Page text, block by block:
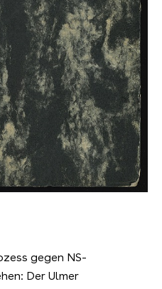
gegen NS-
Der Ulmer